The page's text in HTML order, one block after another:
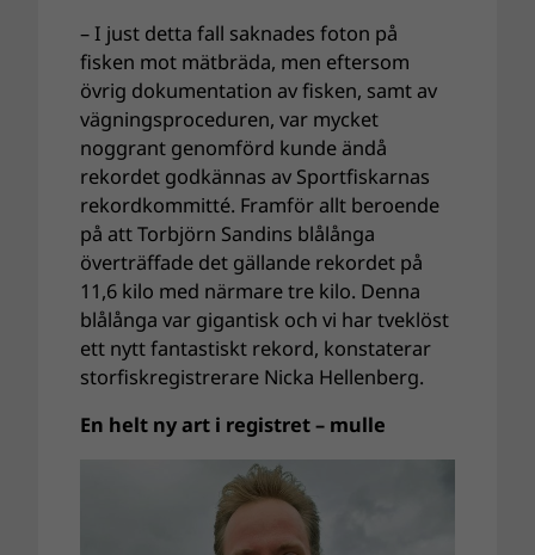
– I just detta fall saknades foton på
fisken mot mätbräda, men eftersom
övrig dokumentation av fisken, samt av
vägningsproceduren, var mycket
noggrant genomförd kunde ändå
rekordet godkännas av Sportfiskarnas
rekordkommitté. Framför allt beroende
på att Torbjörn Sandins blålånga
överträffade det gällande rekordet på
11,6 kilo med närmare tre kilo. Denna
blålånga var gigantisk och vi har tveklöst
ett nytt fantastiskt rekord, konstaterar
storfiskregistrerare Nicka Hellenberg.
En helt ny art i registret – mulle